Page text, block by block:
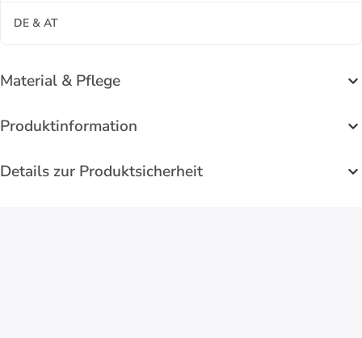
DE & AT
Material & Pflege
Produktinformation
Details zur Produktsicherheit